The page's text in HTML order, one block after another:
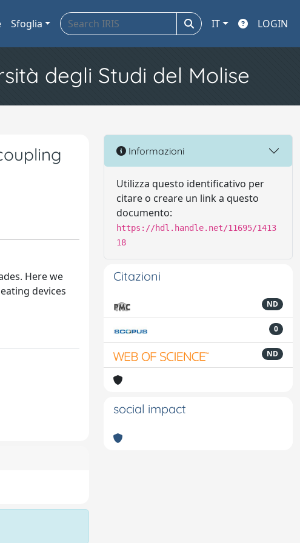
Sfoglia IT LOGIN
degli Studi del Molise
Here we
devices
Informazioni
Utilizza questo identificativo per
citare o creare un link a questo
documento:
https://hdl.handle.net/11695/1413
18
Citazioni
ND
0
ND
social impact